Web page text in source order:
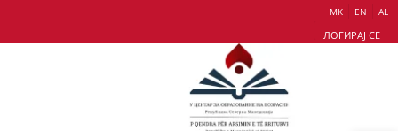
МК EN AL
ЛОГИРАЈ СЕ